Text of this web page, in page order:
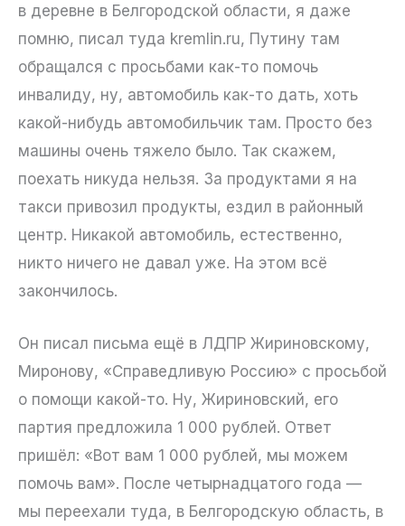
в деревне в Белгородской области, я даже
помню, писал туда kremlin.ru, Путину там
обращался с просьбами как-то помочь
инвалиду, ну, автомобиль как-то дать, хоть
какой-нибудь автомобильчик там. Просто без
машины очень тяжело было. Так скажем,
поехать никуда нельзя. За продуктами я на
такси привозил продукты, ездил в районный
центр. Никакой автомобиль, естественно,
никто ничего не давал уже. На этом всё
закончилось.
Он писал письма ещё в ЛДПР Жириновскому,
Миронову, «Справедливую Россию» с просьбой
о помощи какой-то. Ну, Жириновский, его
партия предложила 1 000 рублей. Ответ
пришёл: «Вот вам 1 000 рублей, мы можем
помочь вам». После четырнадцатого года —
мы переехали туда, в Белгородскую область, в